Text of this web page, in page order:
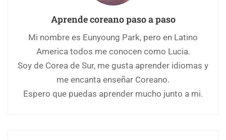
Aprende coreano paso a paso
Mi nombre es Eunyoung Park, pero en Latino
America todos me conocen como Lucia.
Soy de Corea de Sur, me gusta aprender idiomas y
me encanta enseñar Coreano.
Espero que puedas aprender mucho junto a mi.